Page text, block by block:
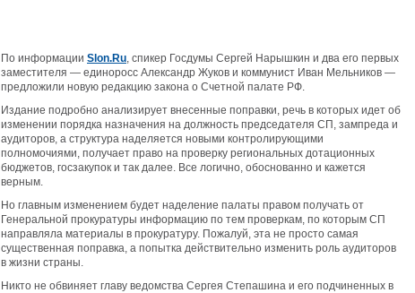
По информации Slon.Ru, спикер Госдумы Сергей Нарышкин и два его первых
заместителя — единоросс Александр Жуков и коммунист Иван Мельников —
предложили новую редакцию закона о Счетной палате РФ.
Издание подробно анализирует внесенные поправки, речь в которых идет об
изменении порядка назначения на должность председателя СП, зампреда и
аудиторов, а структура наделяется новыми контролирующими
полномочиями, получает право на проверку региональных дотационных
бюджетов, госзакупок и так далее. Все логично, обоснованно и кажется
верным.
Но главным изменением будет наделение палаты правом получать от
Генеральной прокуратуры информацию по тем проверкам, по которым СП
направляла материалы в прокуратуру. Пожалуй, эта не просто самая
существенная поправка, а попытка действительно изменить роль аудиторов
в жизни страны.
Никто не обвиняет главу ведомства Сергея Степашина и его подчиненных в